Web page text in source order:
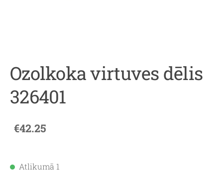
Ozolkoka virtuves dēlis
326401
€42.25
Atlikumā 1